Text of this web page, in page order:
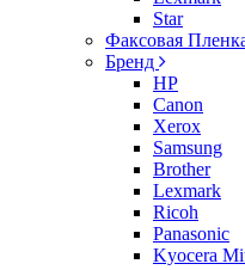
Star
Факсовая
Бренд
HP
Canon
Xerox
Samsung
Brother
Lexmark
Ricoh
Panasonic
Kyocera